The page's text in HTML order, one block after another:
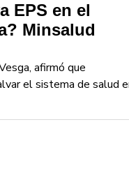
EPS en el
Minsalud
afirmó que
el sistema de salud